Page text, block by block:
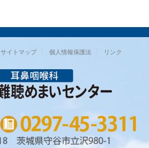
サイトマップ 個人情報保護法 リンク